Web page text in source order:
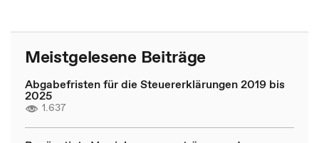
Meistgelesene Beiträge
Abgabefristen für die Steuererklärungen 2019 bis
2025
1.637